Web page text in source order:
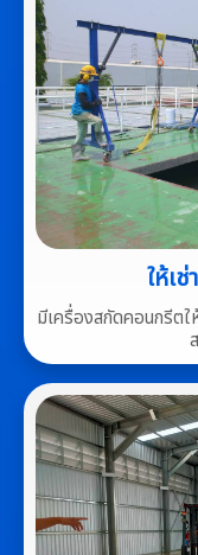
ให้เ
มีเครื่องสกัดคอนกรีตใ